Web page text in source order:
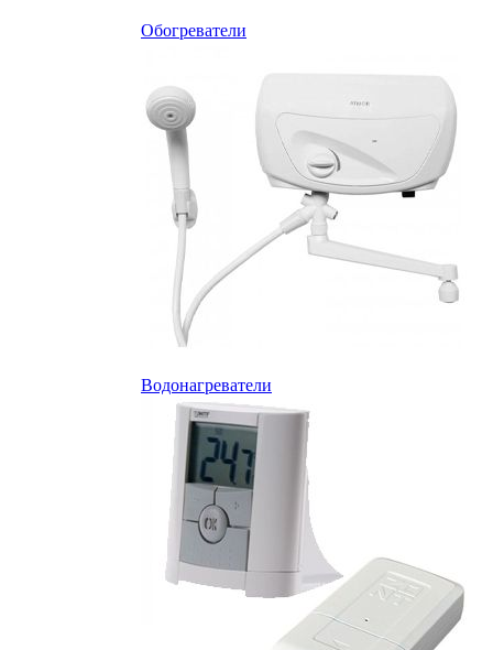
Обогреватели
Водонагреватели